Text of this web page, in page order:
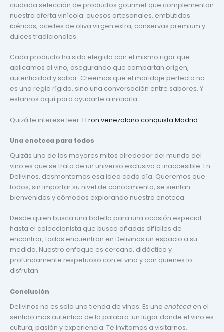
cuidada selección de productos gourmet que complementan
nuestra oferta vinícola: quesos artesanales, embutidos
ibéricos, aceites de oliva virgen extra, conservas premium y
dulces tradicionales.
Cada producto ha sido elegido con el mismo rigor que
aplicamos al vino, asegurando que compartan origen,
autenticidad y sabor. Creemos que el maridaje perfecto no
es una regla rígida, sino una conversación entre sabores. Y
estamos aquí para ayudarte a iniciarla.
Quizá te interese leer: El ron venezolano conquista Madrid.
Una enoteca para todos
Quizás uno de los mayores mitos alrededor del mundo del
vino es que se trata de un universo exclusivo o inaccesible. En
Delivinos, desmontamos esa idea cada día. Queremos que
todos, sin importar su nivel de conocimiento, se sientan
bienvenidos y cómodos explorando nuestra enoteca.
Desde quien busca una botella para una ocasión especial
hasta el coleccionista que busca añadas difíciles de
encontrar, todos encuentran en Delivinos un espacio a su
medida. Nuestro enfoque es cercano, didáctico y
profundamente respetuoso con el vino y con quienes lo
disfrutan.
Conclusión
Delivinos no es solo una tienda de vinos. Es una enoteca en el
sentido más auténtico de la palabra: un lugar donde el vino es
cultura, pasión y experiencia. Te invitamos a visitarnos,